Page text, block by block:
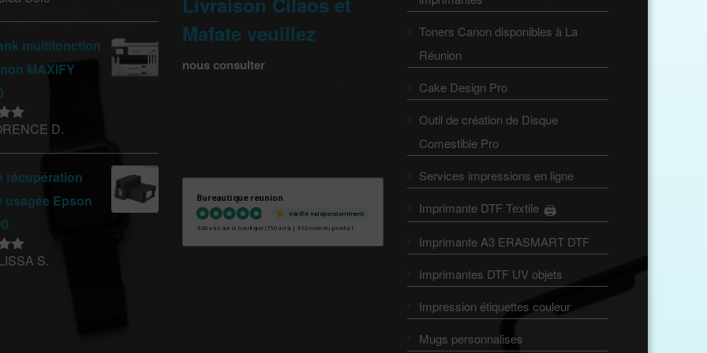
multifonction
MAXIFY
D.
récupération
usagée Epson
S.
Mafate veuillez
nous consulter
Bureautique reunion
Vérifié indépendamment
4.60 avis sur la boutique(150 avis) | 4.92 note du produit
Toners Canon disponibles à La
Réunion
Cake Design Pro
Outil de création de Disque
Comestible Pro
Services impressions en ligne
Imprimante DTF Textile 🖨️
👕
Imprimante A3 ERASMART DTF
Imprimantes DTF UV objets
Impression étiquettes couleur
Mugs personnalises